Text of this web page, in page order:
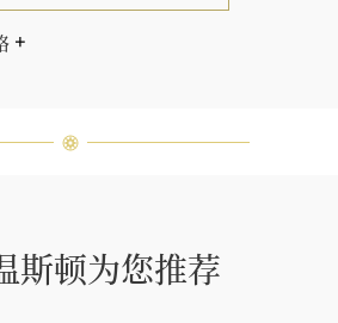
珠宝作品也是如此：每个
斯顿为您推荐